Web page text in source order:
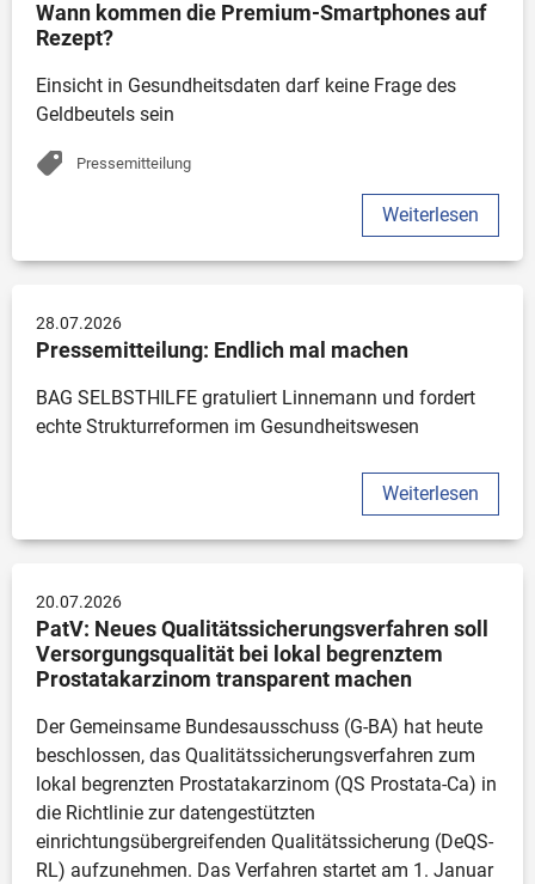
Wann kommen die Premium-Smartphones auf
Rezept?
Einsicht in Gesundheitsdaten darf keine Frage des
Geldbeutels sein
Pressemitteilung
Weiterlesen
28.07.2026
Pressemitteilung: Endlich mal machen
BAG SELBSTHILFE gratuliert Linnemann und fordert
echte Strukturreformen im Gesundheitswesen
Weiterlesen
20.07.2026
PatV: Neues Qualitätssicherungsverfahren soll
Versorgungsqualität bei lokal begrenztem
Prostatakarzinom transparent machen
Der Gemeinsame Bundesausschuss (G-BA) hat heute
beschlossen, das Qualitätssicherungsverfahren zum
lokal begrenzten Prostatakarzinom (QS Prostata-Ca) in
die Richtlinie zur datengestützten
einrichtungsübergreifenden Qualitätssicherung (DeQS-
RL) aufzunehmen. Das Verfahren startet am 1. Januar